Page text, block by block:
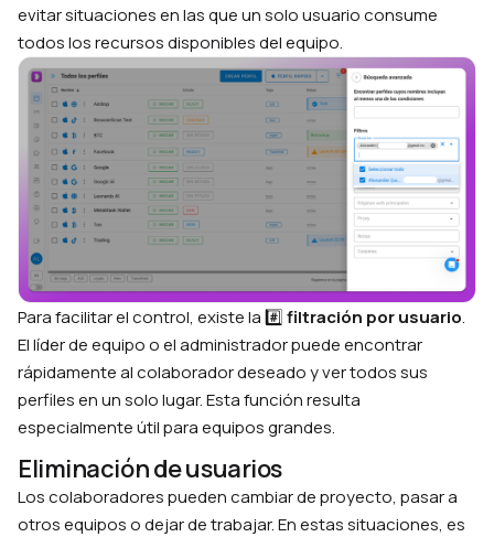
evitar situaciones en las que un solo usuario consume
todos los recursos disponibles del equipo.
Para facilitar el control, existe la #️⃣filtración por usuario.
El líder de equipo o el administrador puede encontrar
rápidamente al colaborador deseado y ver todos sus
perfiles en un solo lugar. Esta función resulta
especialmente útil para equipos grandes.
Eliminación de usuarios
Los colaboradores pueden cambiar de proyecto, pasar a
otros equipos o dejar de trabajar. En estas situaciones, es